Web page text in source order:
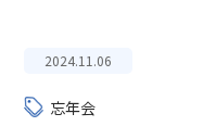
2024.11.06
忘年会